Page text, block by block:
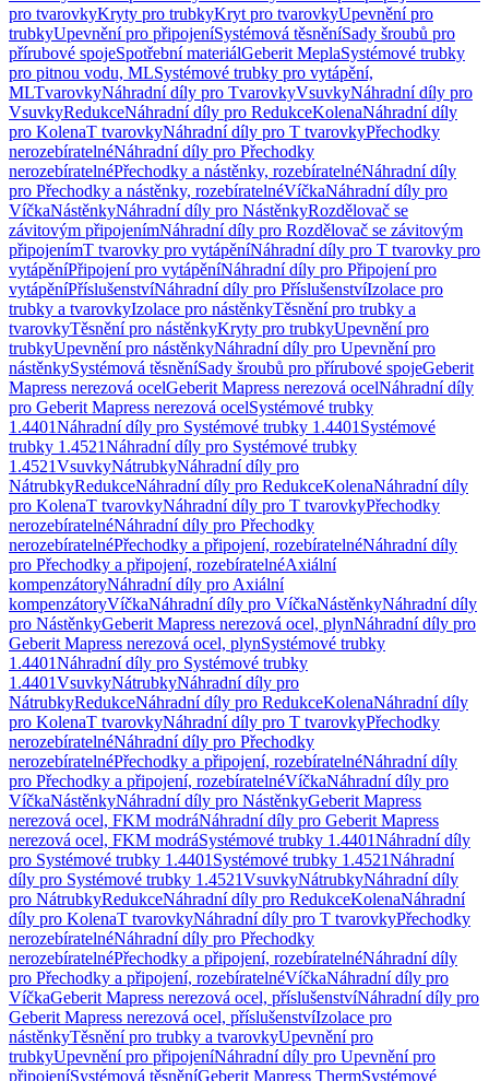
pro tvarovkyKryty pro trubkyKryt pro tvarovkyUpevnění pro
trubkyUpevnění pro připojeníSystémová těsněníSady šroubů pro
přírubové spojeSpotřební materiálGeberit MeplaSystémové trubky
pro pitnou vodu, MLSystémové trubky pro vytápění,
MLTvarovkyNáhradní díly pro TvarovkyVsuvkyNáhradní díly pro
VsuvkyRedukceNáhradní díly pro RedukceKolenaNáhradní díly
pro KolenaT tvarovkyNáhradní díly pro T tvarovkyPřechodky
nerozebíratelnéNáhradní díly pro Přechodky
nerozebíratelnéPřechodky a nástěnky, rozebíratelnéNáhradní díly
pro Přechodky a nástěnky, rozebíratelnéVíčkaNáhradní díly pro
VíčkaNástěnkyNáhradní díly pro NástěnkyRozdělovač se
závitovým připojenímNáhradní díly pro Rozdělovač se závitovým
připojenímT tvarovky pro vytápěníNáhradní díly pro T tvarovky pro
vytápěníPřipojení pro vytápěníNáhradní díly pro Připojení pro
vytápěníPříslušenstvíNáhradní díly pro PříslušenstvíIzolace pro
trubky a tvarovkyIzolace pro nástěnkyTěsnění pro trubky a
tvarovkyTěsnění pro nástěnkyKryty pro trubkyUpevnění pro
trubkyUpevnění pro nástěnkyNáhradní díly pro Upevnění pro
nástěnkySystémová těsněníSady šroubů pro přírubové spojeGeberit
Mapress nerezová ocelGeberit Mapress nerezová ocelNáhradní díly
pro Geberit Mapress nerezová ocelSystémové trubky
1.4401Náhradní díly pro Systémové trubky 1.4401 Systémové
trubky 1.4521Náhradní díly pro Systémové trubky
1.4521VsuvkyNátrubkyNáhradní díly pro
NátrubkyRedukceNáhradní díly pro RedukceKolenaNáhradní díly
pro KolenaT tvarovkyNáhradní díly pro T tvarovkyPřechodky
nerozebíratelnéNáhradní díly pro Přechodky
nerozebíratelnéPřechodky a připojení, rozebíratelnéNáhradní díly
pro Přechodky a připojení, rozebíratelnéAxiální
kompenzátoryNáhradní díly pro Axiální
kompenzátoryVíčkaNáhradní díly pro VíčkaNástěnkyNáhradní díly
pro NástěnkyGeberit Mapress nerezová ocel, plynNáhradní díly pro
Geberit Mapress nerezová ocel, plynSystémové trubky
1.4401Náhradní díly pro Systémové trubky
1.4401VsuvkyNátrubkyNáhradní díly pro
NátrubkyRedukceNáhradní díly pro RedukceKolenaNáhradní díly
pro KolenaT tvarovkyNáhradní díly pro T tvarovkyPřechodky
nerozebíratelnéNáhradní díly pro Přechodky
nerozebíratelnéPřechodky a připojení, rozebíratelnéNáhradní díly
pro Přechodky a připojení, rozebíratelnéVíčkaNáhradní díly pro
VíčkaNástěnkyNáhradní díly pro NástěnkyGeberit Mapress
nerezová ocel, FKM modráNáhradní díly pro Geberit Mapress
nerezová ocel, FKM modráSystémové trubky 1.4401Náhradní díly
pro Systémové trubky 1.4401 Systémové trubky 1.4521Náhradní
díly pro Systémové trubky 1.4521VsuvkyNátrubkyNáhradní díly
pro NátrubkyRedukceNáhradní díly pro RedukceKolenaNáhradní
díly pro KolenaT tvarovkyNáhradní díly pro T tvarovkyPřechodky
nerozebíratelnéNáhradní díly pro Přechodky
nerozebíratelnéPřechodky a připojení, rozebíratelnéNáhradní díly
pro Přechodky a připojení, rozebíratelnéVíčkaNáhradní díly pro
VíčkaGeberit Mapress nerezová ocel, příslušenstvíNáhradní díly pro
Geberit Mapress nerezová ocel, příslušenstvíIzolace pro
nástěnkyTěsnění pro trubky a tvarovkyUpevnění pro
trubkyUpevnění pro připojeníNáhradní díly pro Upevnění pro
připojeníSystémová těsněníGeberit Mapress ThermSystémové